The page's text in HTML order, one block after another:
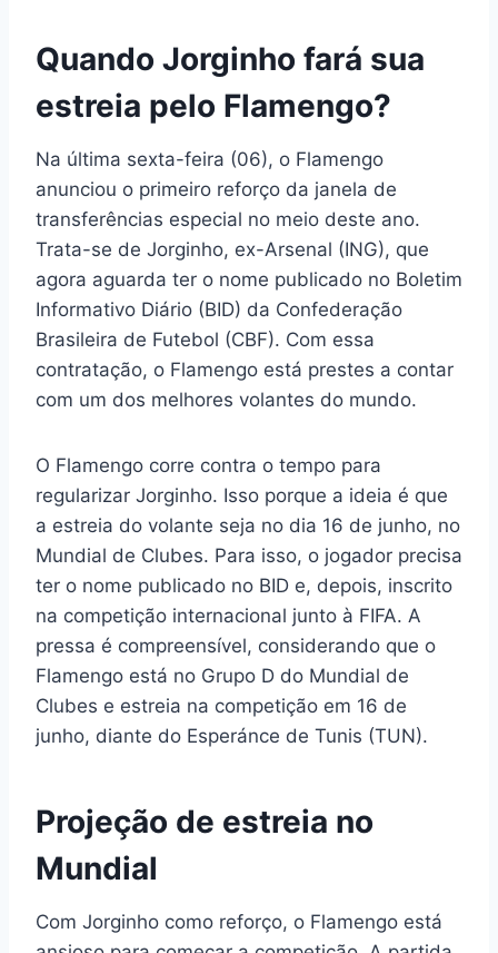
Quando Jorginho fará sua
estreia pelo Flamengo?
Na última sexta-feira (06), o Flamengo
anunciou o primeiro reforço da janela de
transferências especial no meio deste ano.
Trata-se de Jorginho, ex-Arsenal (ING), que
agora aguarda ter o nome publicado no Boletim
Informativo Diário (BID) da Confederação
Brasileira de Futebol (CBF). Com essa
contratação, o Flamengo está prestes a contar
com um dos melhores volantes do mundo.
O Flamengo corre contra o tempo para
regularizar Jorginho. Isso porque a ideia é que
a estreia do volante seja no dia 16 de junho, no
Mundial de Clubes. Para isso, o jogador precisa
ter o nome publicado no BID e, depois, inscrito
na competição internacional junto à FIFA. A
pressa é compreensível, considerando que o
Flamengo está no Grupo D do Mundial de
Clubes e estreia na competição em 16 de
junho, diante do Esperánce de Tunis (TUN).
Projeção de estreia no
Mundial
Com Jorginho como reforço, o Flamengo está